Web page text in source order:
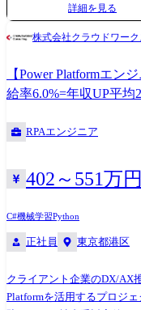
部ならではの特徴です。
ア を募集します。 ≪業務
の可視化、ボトルネックの
(BPR)、生成AI/AIエージェ
パイロット) Python/API連
KPIモニタリング、モデル
運用定着支援、変更管理 5.
などの LLM API、AIエージ
Power Platform(Power
AWS / Azure / GCP など主
詳細を見る
株式会社クラウドワー
【Power Platformエ
給率6.0%=年収UP平
RPAエンジニア
402～551万円
C#機械学習Python
正社員 東京都港区
クライアント企業のDX/AX
Platformを活用するプロジ